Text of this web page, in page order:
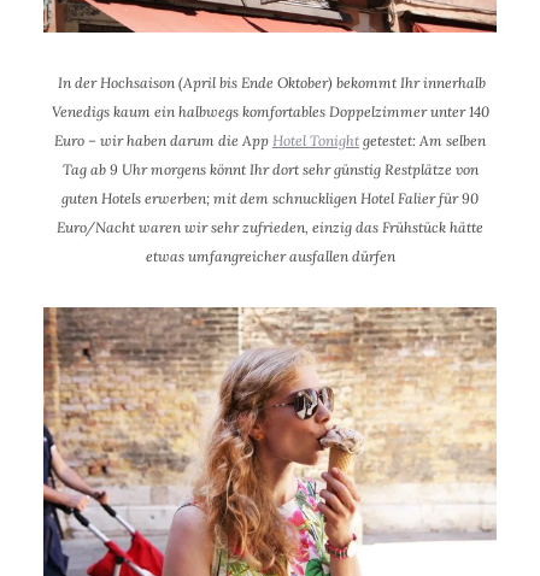
In der Hochsaison (April bis Ende Oktober) bekommt Ihr innerhalb
Venedigs kaum ein halbwegs komfortables Doppelzimmerunter 140
Euro – wir haben darum die App Hotel Tonight getestet: Am selben
Tag ab 9 Uhr morgens könnt Ihr dort sehr günstig Restplätze von
guten Hotels erwerben; mit dem schnuckligen Hotel Falier für 90
Euro/Nacht waren wir sehr zufrieden, einzig das Frühstück hätte
etwas umfangreicher ausfallen dürfen